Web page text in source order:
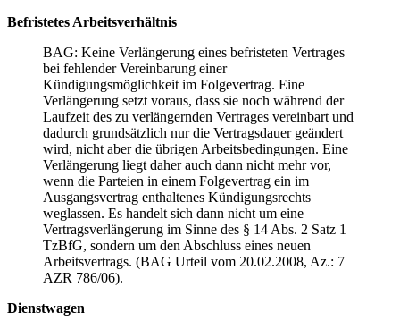
Befristetes Arbeitsverhältnis
BAG: Keine Verlängerung eines befristeten Vertrages
bei fehlender Vereinbarung einer
Kündigungsmöglichkeit im Folgevertrag. Eine
Verlängerung setzt voraus, dass sie noch während der
Laufzeit des zu verlängernden Vertrages vereinbart und
dadurch grundsätzlich nur die Vertragsdauer geändert
wird, nicht aber die übrigen Arbeitsbedingungen. Eine
Verlängerung liegt daher auch dann nicht mehr vor,
wenn die Parteien in einem Folgevertrag ein im
Ausgangsvertrag enthaltenes Kündigungsrechts
weglassen. Es handelt sich dann nicht um eine
Vertragsverlängerung im Sinne des § 14 Abs. 2 Satz 1
TzBfG, sondern um den Abschluss eines neuen
Arbeitsvertrags. (BAG Urteil vom 20.02.2008, Az.: 7
AZR 786/06).
Dienstwagen